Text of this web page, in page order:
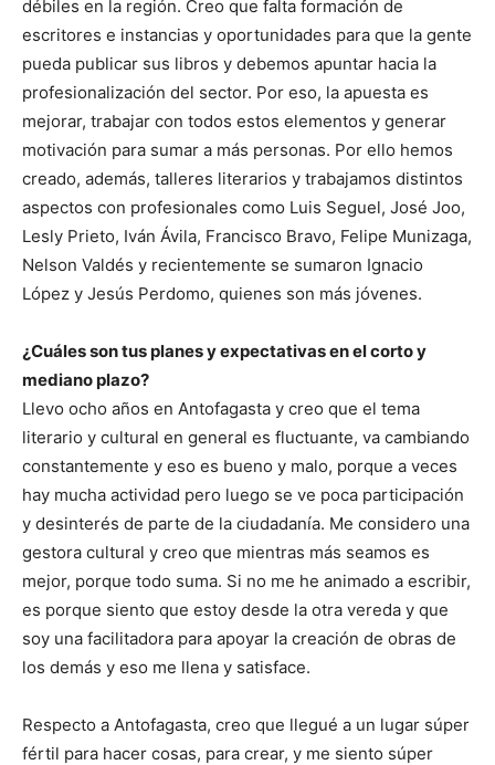
débiles en la región. Creo que falta formación de
escritores e instancias y oportunidades para que la gente
pueda publicar sus libros y debemos apuntar hacia la
profesionalización del sector. Por eso, la apuesta es
mejorar, trabajar con todos estos elementos y generar
motivación para sumar a más personas. Por ello hemos
creado, además, talleres literarios y trabajamos distintos
aspectos con profesionales como Luis Seguel, José Joo,
Lesly Prieto, Iván Ávila, Francisco Bravo, Felipe Munizaga,
Nelson Valdés y recientemente se sumaron Ignacio
López y Jesús Perdomo, quienes son más jóvenes.
¿Cuáles son tus planes y expectativas en el corto y
mediano plazo?
Llevo ocho años en Antofagasta y creo que el tema
literario y cultural en general es fluctuante, va cambiando
constantemente y eso es bueno y malo, porque a veces
hay mucha actividad pero luego se ve poca participación
y desinterés de parte de la ciudadanía. Me considero una
gestora cultural y creo que mientras más seamos es
mejor, porque todo suma. Si no me he animado a escribir,
es porque siento que estoy desde la otra vereda y que
soy una facilitadora para apoyar la creación de obras de
los demás y eso me llena y satisface.
Respecto a Antofagasta, creo que llegué a un lugar súper
fértil para hacer cosas, para crear, y me siento súper